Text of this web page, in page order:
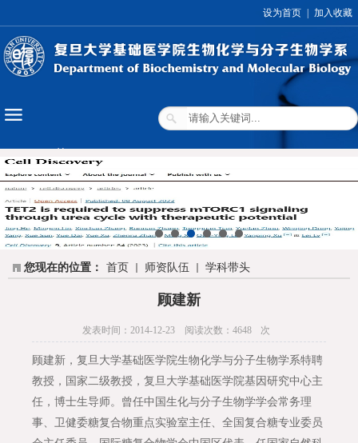
设为首页 加入收藏
您现在的位置： 首页 师资队伍 学科带头
顾建新
发表时间：2014-12-23 阅读次数： 4648 次
顾建新，复旦大学基础医学院生物化学与分子生物学系特聘
教授，国家二级教授，复旦大学基础医学院基因研究中心主
任，博士生导师。曾任中国生化与分子生物学学会常务理
事、卫健委糖复合物重点实验室主任、全国复合糖专业委员